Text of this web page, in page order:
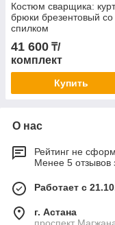
Костюм сварщика:
брюки брезентовый со
спилком
41 600 ₸/
комплект
Купить
О нас
Рейтинг не
Менее 5 отзывов
Работает с
г. Астана